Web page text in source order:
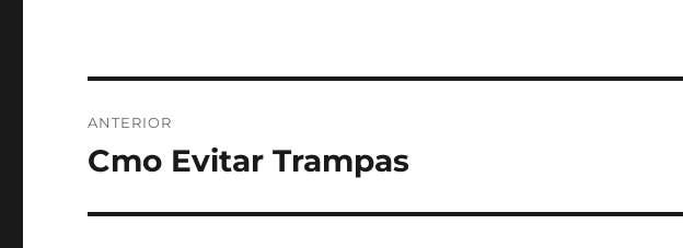
de
ANTERIOR
Entrada
Cmo Evitar Trampas